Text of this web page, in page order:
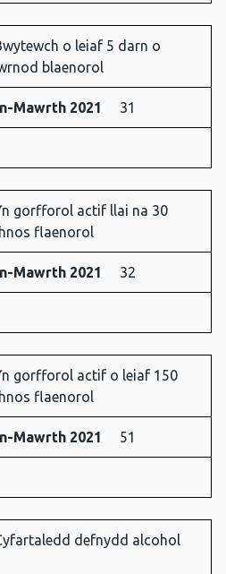
o leiaf 5 darn o
blaenorol
Mawrth 2021 31
gorfforol actif llai na 30
flaenorol
Mawrth 2021 32
gorfforol actif o leiaf 150
flaenorol
Mawrth 2021 51
defnydd alcohol